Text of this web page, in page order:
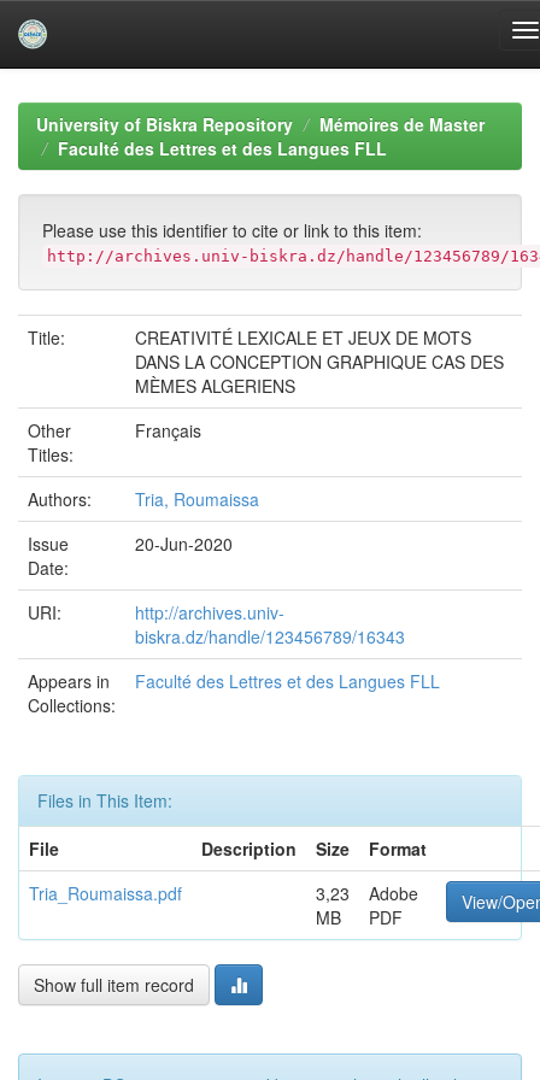
navigationUniversity of Biskra Repository
Mémoires de Master
Faculté des Lettres et des Langues FLL
Please use this identifier to cite or link to this item:
http://archives.univ-biskra.dz/handle/123456789/
Title:
CREATIVITÉ LEXICALE ET JEUX DE MOTS
DANS LA CONCEPTION GRAPHIQUE CAS DES
MÈMES ALGERIENS
Other
Titles:
Français
Authors:
Tria, Roumaissa
Issue
Date:
20-Jun-2020
URI:
http://archives.univ-
biskra.dz/handle/123456789/16343
Appears in
Collections:
Faculté des Lettres et des Langues FLL
Files in This Item:
File
Description Size
Format
Tria_Roumaissa.pdf
3,23
MB
Adobe
PDF
View/
Show full item record